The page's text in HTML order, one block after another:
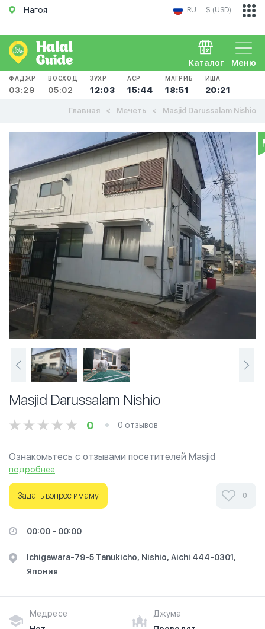
Нагоя RU $ (USD)
Меню
Каталог
ФАДЖР
03:29
ВОСХОД
05:02
ЗУХР
12:03
АСР
15:44
МАГРИБ
18:51
ИША
20:21
Главная Мечеть Masjid Darussalam Nishio
Masjid Darussalam Nishio
0 0 отзывов
Ознакомьтесь с отзывами посетителей Masjid
Darussalam Nishio в г.Нагоя на фотографиях и узнайте о
часах работы. Ваше духовное путешествие начинается
здесь.
подробнее
Задать вопрос имаму 0
00:00 - 00:00
Ichigawara-79-5 Tanukicho, Nishio, Aichi 444-0301,
Япония
Медресе
Джума